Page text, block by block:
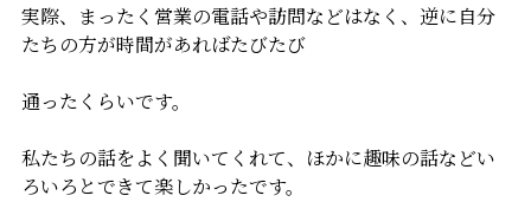
実際、まったく営業の電話や訪問などはなく、逆に自分
たちの方が時間があればたびたび
通ったくらいです。
私たちの話をよく聞いてくれて、ほかに趣味の話などい
ろいろとできて楽しかったです。